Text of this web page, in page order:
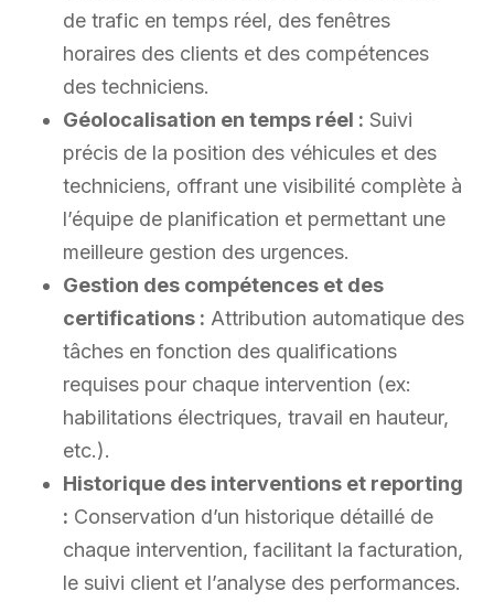
de trafic en temps réel, des fenêtres
horaires des clients et des compétences
des techniciens.
Géolocalisation en temps réel : Suivi
précis de la position des véhicules et des
techniciens, offrant une visibilité complète à
l’équipe de planification et permettant une
meilleure gestion des urgences.
Gestion des compétences et des
certifications : Attribution automatique des
tâches en fonction des qualifications
requises pour chaque intervention (ex:
habilitations électriques, travail en hauteur,
etc.).
Historique des interventions et reporting
: Conservation d’un historique détaillé de
chaque intervention, facilitant la facturation,
le suivi client et l’analyse des performances.